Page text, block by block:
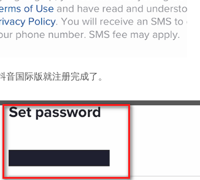
国际版就注册完成了。